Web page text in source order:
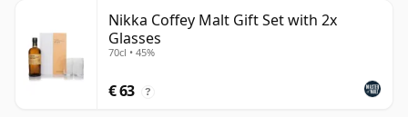
Nikka Coffey Malt Gift Set with 2x
Glasses
70cl • 45%
€ 63 ?